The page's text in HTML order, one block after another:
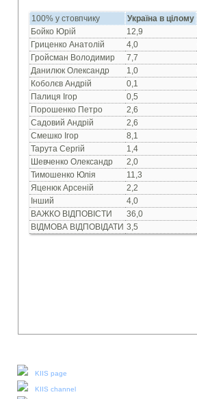
100% у стовпчику Україна в цілому
Бойко Юрій
12,9
Гриценко Анатолій
4,0
Гройсман Володимир
7,7
Данилюк Олександр
1,0
Коболєв Андрій
0,1
Палиця Ігор
0,5
Порошенко Петро
2,6
Садовий Андрій
2,6
Смешко Ігор
8,1
Тарута Сергій
1,4
Шевченко Олександр
2,0
Тимошенко Юлія
11,3
Яценюк Арсеній
2,2
Інший
4,0
ВАЖКО ВІДПОВІСТИ
36,0
ВІДМОВА ВІДПОВІДАТИ 3,5
KIIS page
KIIS channel